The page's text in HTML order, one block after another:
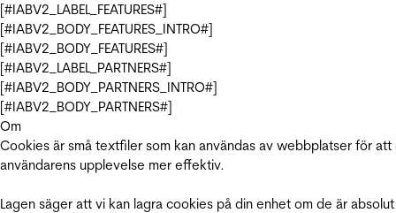
[#IABV2_LABEL_FEATURES#]
[#IABV2_BODY_FEATURES_INTRO#]
[#IABV2_BODY_FEATURES#]
[#IABV2_LABEL_PARTNERS#]
[#IABV2_BODY_PARTNERS_INTRO#]
[#IABV2_BODY_PARTNERS#]
Om
Cookies är små textfiler som kan användas av webbplatser för att
användarens upplevelse mer effektiv.
Lagen säger att vi kan lagra cookies på din enhet om de är absolut